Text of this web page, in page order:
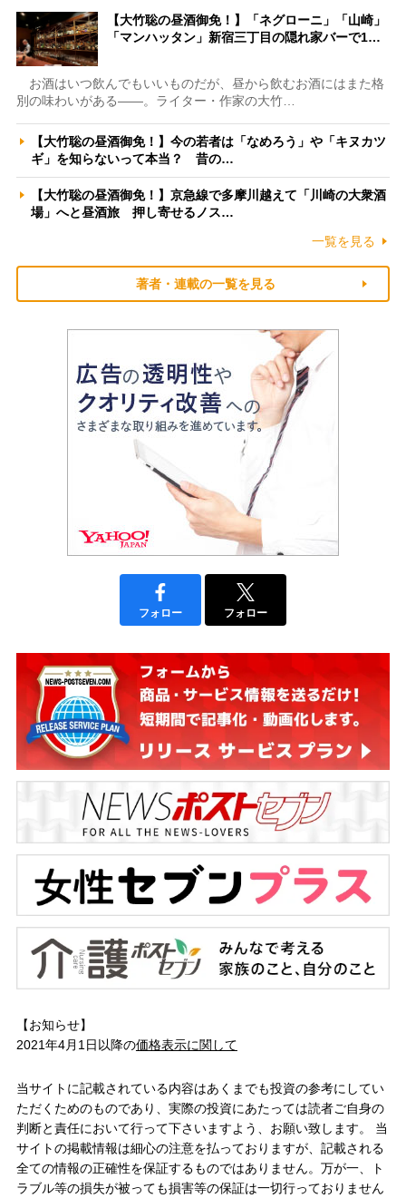
【大竹聡の昼酒御免！】「ネグローニ」「山崎」
「マンハッタン」新宿三丁目の隠れ家バーで1…
お酒はいつ飲んでもいいものだが、昼から飲むお酒にはまた格
別の味わいがある――。ライター・作家の大竹…
【大竹聡の昼酒御免！】今の若者は「なめろう」や「キヌカツ
ギ」を知らないって本当？ 昔の…
【大竹聡の昼酒御免！】京急線で多摩川越えて「川崎の大衆酒
場」へと昼酒旅 押し寄せるノス…
一覧を見る
著者・連載の一覧を見る
フォロー フォロー
【お知らせ】
2021年4月1日以降の価格表示に関して
当サイトに記載されている内容はあくまでも投資の参考にしてい
ただくためのものであり、実際の投資にあたっては読者ご自身の
判断と責任において行って下さいますよう、お願い致します。 当
サイトの掲載情報は細心の注意を払っておりますが、記載される
全ての情報の正確性を保証するものではありません。万が一、ト
ラブル等の損失が被っても損害等の保証は一切行っておりません